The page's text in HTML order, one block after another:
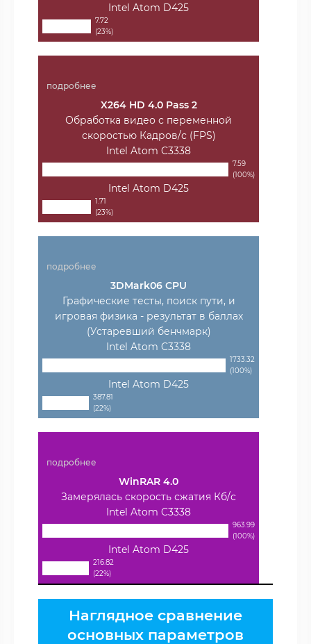
Intel Atom D425
7.72
(23%)
подробнее
X264 HD 4.0 Pass 2
Обработка видео с переменной
скоростью Кадров/с (FPS)
Intel Atom C3338
7.59
(100%)
Intel Atom D425
1.71
(23%)
подробнее
3DMark06 CPU
Графические тесты, поиск пути, и
игровая физика - результат в баллах
(Устаревший бенчмарк)
Intel Atom C3338
1733.32
(100%)
Intel Atom D425
387.81
(22%)
подробнее
WinRAR 4.0
Замерялась скорость сжатия Кб/с
Intel Atom C3338
963.99
(100%)
Intel Atom D425
216.82
(22%)
Наглядное сравнение
основных параметров